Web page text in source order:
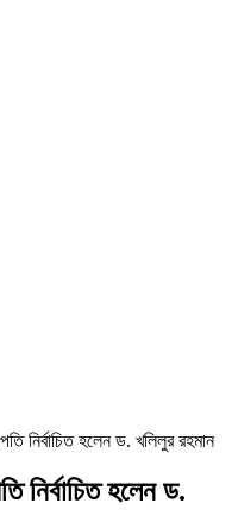
নির্বাচিত হলেন ড. খলিলুর রহমান
নির্বাচিত হলেন ড.